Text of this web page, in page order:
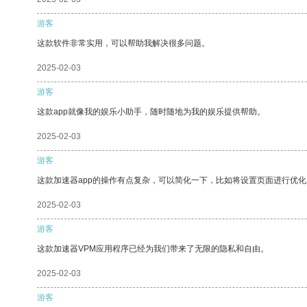
游客
这款软件非常实用，可以帮助我解决很多问题。
2025-02-03
游客
这款app就像我的娱乐小助手，随时随地为我的娱乐提供帮助。
2025-02-03
游客
这款加速器app的操作有点复杂，可以简化一下，比如将设置页面进行优
2025-02-03
游客
这款加速器VPM应用程序已经为我们带来了无限的隐私和自由。
2025-02-03
游客